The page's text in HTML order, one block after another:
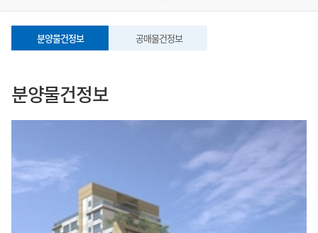
분양물건정보 공매물건정보
분양물건정보